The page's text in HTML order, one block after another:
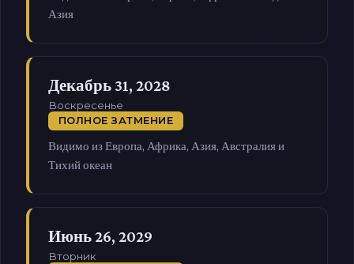
Азия
Декабрь 31, 2028
Воскресенье
ПОЛНОЕ ЗАТМЕНИЕ
Видимо из Европа, Африка, Азия, Австралия и
Тихий океан
Июнь 26, 2029
Вторник